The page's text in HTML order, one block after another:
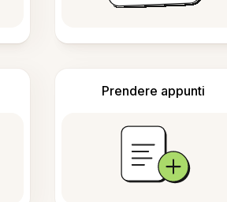
Prendere appunti